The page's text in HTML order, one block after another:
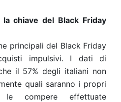
chiave del Black Friday
principali del Black Friday
impulsivi. I dati di
il 57% degli italiani non
quali saranno i propri
compere effettuate